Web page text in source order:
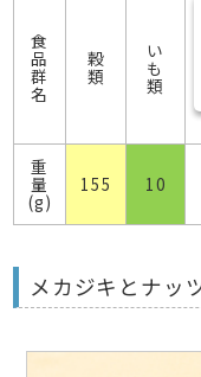
食
品
群
名
穀
類
い
も
類
重
量
(g)
155 10
メカジキとナッ